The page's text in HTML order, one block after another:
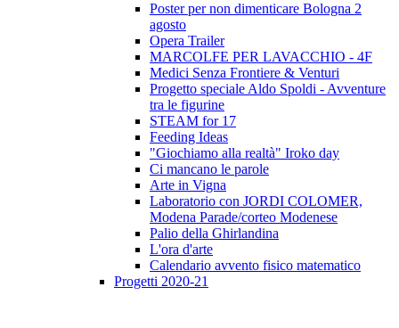
Poster per non dimenticare Bologna 2
agosto
Opera Trailer
MARCOLFE PER LAVACCHIO - 4F
Medici Senza Frontiere & Venturi
Progetto speciale Aldo Spoldi - Avventure
tra le figurine
STEAM for 17
Feeding Ideas
"Giochiamo alla realtà" Iroko day
Ci mancano le parole
Arte in Vigna
Laboratorio con JORDI COLOMER,
Modena Parade/corteo Modenese
Palio della Ghirlandina
L'ora d'arte
Calendario avvento fisico matematico
Progetti 2020-21